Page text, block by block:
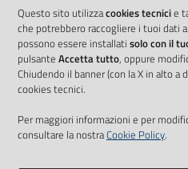
Questo sito utilizzacookies tecnicie
che potrebbero raccogliere i tuoi dati
possono essere installati solo con il
pulsante Accetta tutto, oppure
Chiudendo il banner (con la X in alto a
cookies tecnici.
Per maggiori informazioni e per
consultare la nostraCookie Policy.